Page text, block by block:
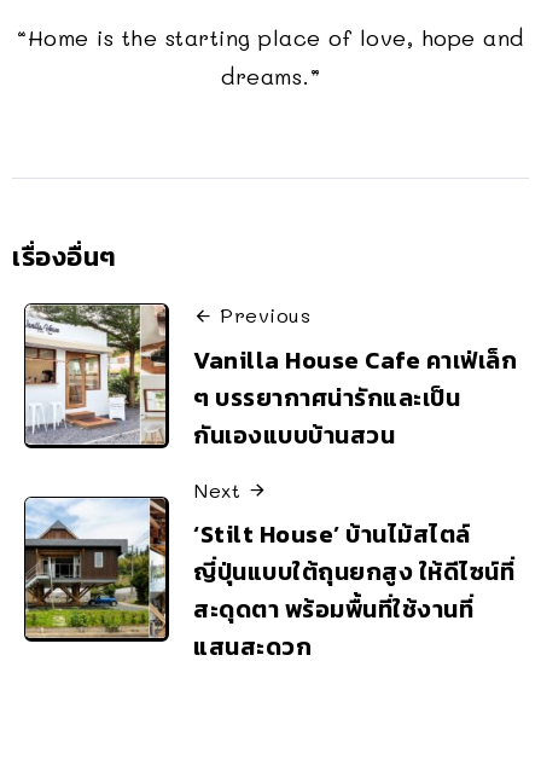
“Home is the starting place of love, hope and
dreams.”
เรื่องอื่นๆ
Previous
Vanilla House Cafe คาเฟ่เล็ก
ๆ บรรยากาศน่ารักและเป็น
กันเองแบบบ้านสวน
Next
‘Stilt House’ บ้านไม้สไตล์
ญี่ปุ่นแบบใต้ถุนยกสูง ให้ดีไซน์ที่
สะดุดตา พร้อมพื้นที่ใช้งานที่
แสนสะดวก